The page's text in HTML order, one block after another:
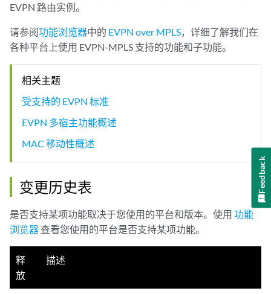
EVPN 路由实例。
请参阅功能浏览器中的 EVPN over MPLS，详细了解我们在
各种平台上使用 EVPN-MPLS 支持的功能和子功能。
相关主题
受支持的 EVPN 标准
EVPN 多宿主功能概述
MAC 移动性概述
变更历史表
是否支持某项功能取决于您使用的平台和版本。使用 功能
浏览器查看您使用的平台是否支持某项功能。
释
放
描述
Feedback